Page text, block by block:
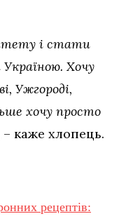
і стати
Хочу
Ужгороді,
хочу просто
– каже хлопець.
рецептів: